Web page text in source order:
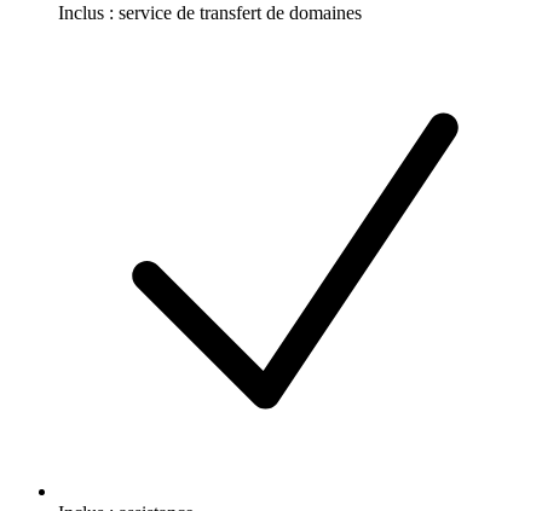
Inclus : service de transfert de domaines